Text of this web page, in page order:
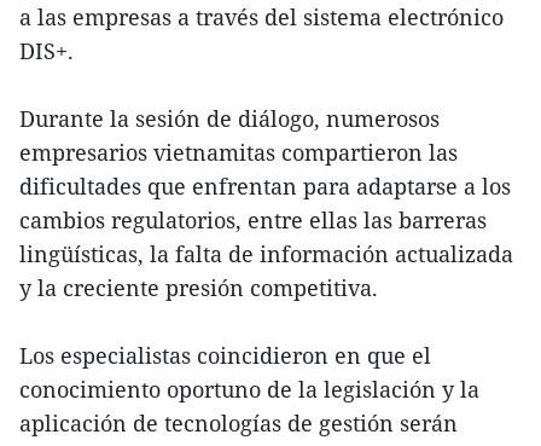
a las empresas a través del sistema electrónico
DIS+.
Durante la sesión de diálogo, numerosos
empresarios vietnamitas compartieron las
dificultades que enfrentan para adaptarse a los
cambios regulatorios, entre ellas las barreras
lingüísticas, la falta de información actualizada
y la creciente presión competitiva.
Los especialistas coincidieron en que el
conocimiento oportuno de la legislación y la
aplicación de tecnologías de gestión serán